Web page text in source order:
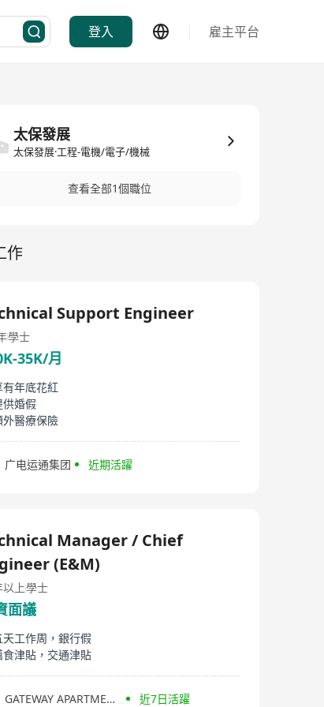
登入 雇主平台
太保發展
太保發展·工程-電機/電子/機械
查看全部1個職位
作
Support Engineer
學士
35K/月
有年底花紅
供婚假
外醫療保險
广电运通集团 近期活躍
Manager / Chief
(E&M)
以上學士
面議
天工作周，銀行假
食津貼，交通津貼
GATEWAY APARTMENTS 近7日活躍